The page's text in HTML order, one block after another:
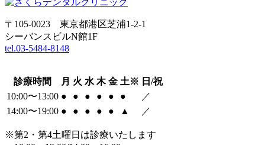
〒105-0023 東京都港区芝浦1-2-1
シーバンスビルN館1F
tel.03-5484-8148
診療時間 月 火 水 木 金 土※ 日/祝
10:00〜13:00 ● ● ● ● ● ●
／
14:00〜19:00 ● ● ● ● ● ▲ ／
※第2・第4土曜日は診療いたします